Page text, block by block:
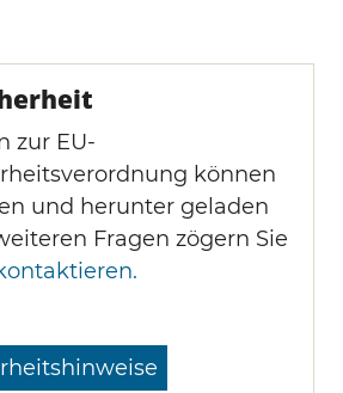
zur EU-
können
und herunter geladen
Fragen zögern Sie